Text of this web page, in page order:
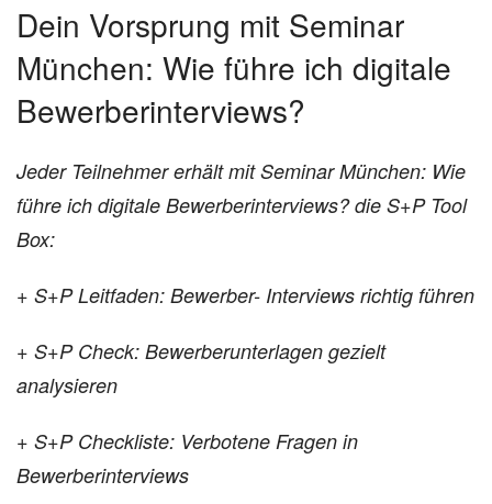
Dein Vorsprung mit Seminar
München: Wie führe ich digitale
Bewerberinterviews?
Jeder Teilnehmer erhält mit Seminar München: Wie
führe ich digitale Bewerberinterviews? die S+P Tool
Box:
+ S+P Leitfaden: Bewerber- Interviews richtig führen
+ S+P Check: Bewerberunterlagen gezielt
analysieren
+ S+P Checkliste: Verbotene Fragen in
Bewerberinterviews